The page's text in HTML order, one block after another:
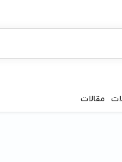
مقالات